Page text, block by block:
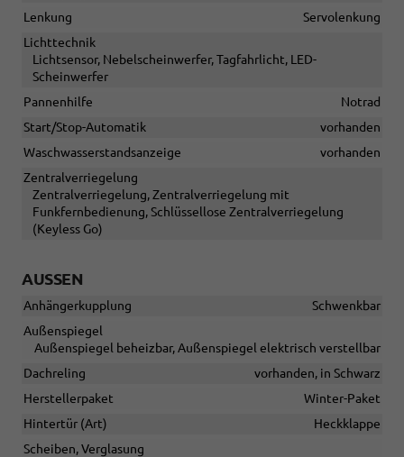
Lenkung
Servolenkung
Lichttechnik
Lichtsensor, Nebelscheinwerfer, Tagfahrlicht, LED-
Scheinwerfer
Pannenhilfe
Notrad
Start/Stop-Automatik
vorhanden
Waschwasserstandsanzeige
vorhanden
Zentralverriegelung
Zentralverriegelung, Zentralverriegelung mit
Funkfernbedienung, Schlüssellose Zentralverriegelung
(Keyless Go)
AUSSEN
Anhängerkupplung
Schwenkbar
Außenspiegel
Außenspiegel beheizbar, Außenspiegel elektrisch verstellbar
Dachreling
vorhanden, in Schwarz
Herstellerpaket
Winter-Paket
Hintertür (Art)
Heckklappe
Scheiben, Verglasung